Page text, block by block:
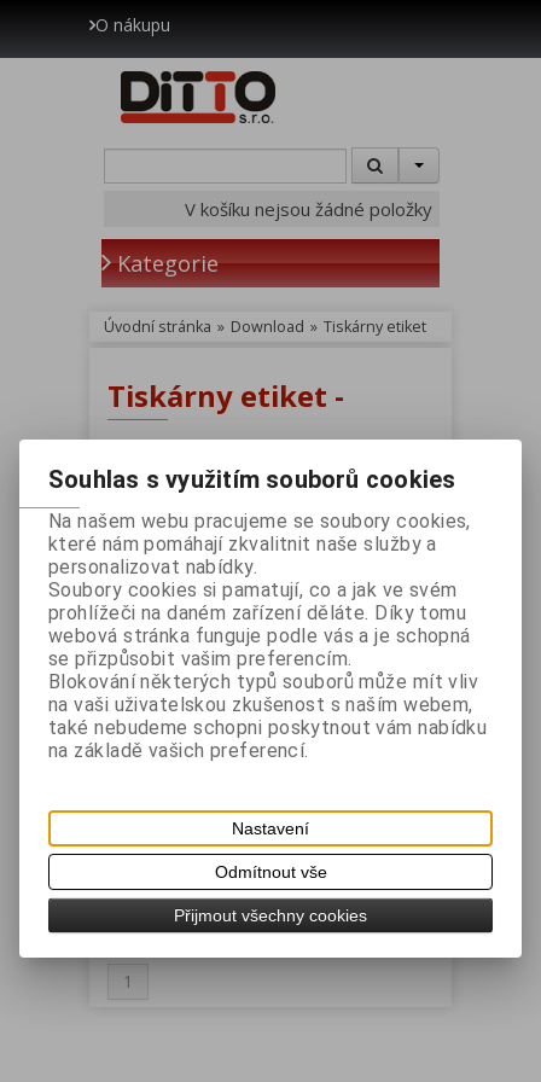
O nákupu
V košíku nejsou žádné položky
Kategorie
Úvodní stránka » Download » Tiskárny etiket
Tiskárny etiket -
Hledat
1
Řadit podle: (Ceny)
Tiskárna Bixolon SLP-TX400
Katalogové číslo:MAN-
SLPTX400
Záruka (měsíců):
Dostupnost:skladem
Manuál
1
Souhlas s využitím souborů cookies
Na našem webu pracujeme se soubory cookies,
které nám pomáhají zkvalitnit naše služby a
personalizovat nabídky.
Soubory cookies si pamatují, co a jak ve svém
prohlížeči na daném zařízení děláte. Díky tomu
webová stránka funguje podle vás a je schopná
se přizpůsobit vašim preferencím.
Blokování některých typů souborů může mít vliv
na vaši uživatelskou zkušenost s naším webem,
také nebudeme schopni poskytnout vám nabídku
na základě vašich preferencí.
Nastavení
Odmítnout vše
Přijmout všechny cookies